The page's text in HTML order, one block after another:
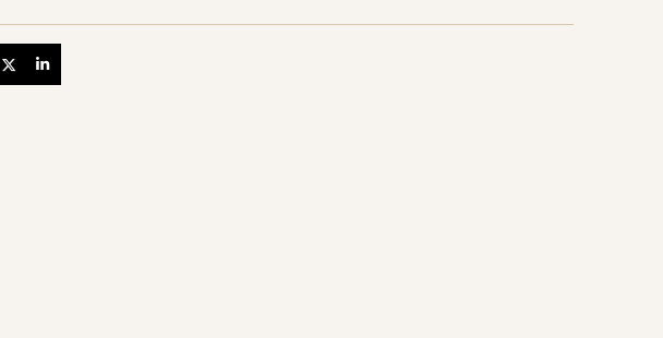
TeilenTeilen